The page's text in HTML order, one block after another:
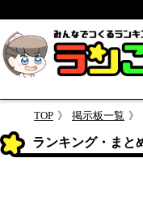
TOP 掲示板一覧
ランキング・まと